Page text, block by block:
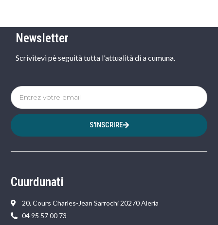
Newsletter
Scrivitevi pè seguità tutta l'attualità di a cumuna.
S'INSCRIRE
Cuurdunati
20, Cours Charles-Jean Sarrochi 20270 Aleria
04 95 57 00 73